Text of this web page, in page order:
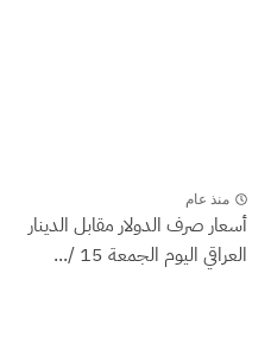
منذ عام
أسعار صرف الدولار مقابل الدينار
العراقي اليوم الجمعة 15 /...